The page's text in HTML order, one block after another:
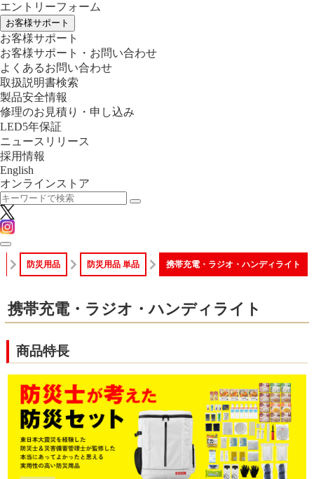
エントリーフォーム
お客様サポート
お客様サポート
お客様サポート・お問い合わせ
よくあるお問い合わせ
取扱説明書検索
製品安全情報
修理のお見積り・申し込み
LED5年保証
ニュースリリース
採用情報
English
オンラインストア
防災用品 防災用品 単品 携帯充電・ラジオ・ハンディライト
携帯充電・ラジオ・ハンディライト
商品特長